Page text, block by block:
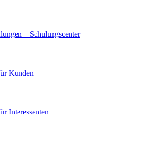
– Schulungscenter
Kunden
Interessenten